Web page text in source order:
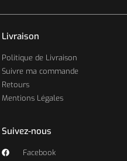
Livraison
Politique de Livraison
Suivre ma commande
Retours
Mentions Légales
Suivez-nous
Facebook